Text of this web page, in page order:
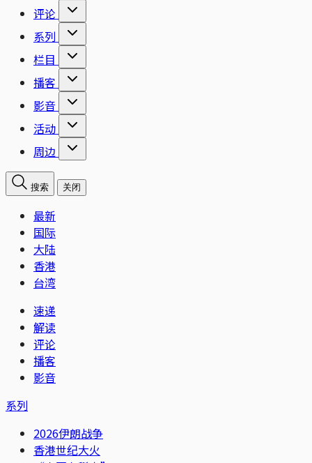
评论
系列
栏目
播客
影音
活动
周边
搜索 关闭
最新
国际
大陆
香港
台湾
速递
解读
评论
播客
影音
系列
2026伊朗战争
香港世纪大火